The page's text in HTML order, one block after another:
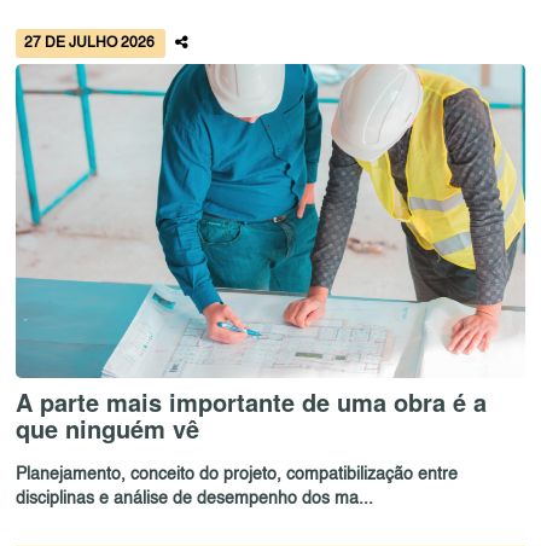
27 DE JULHO 2026
A parte mais importante de uma obra é a
que ninguém vê
Planejamento, conceito do projeto, compatibilização entre
disciplinas e análise de desempenho dos ma...